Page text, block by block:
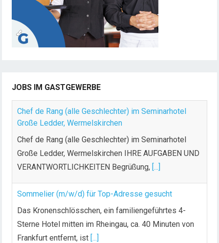
JOBS IM GASTGEWERBE
Chef de Rang (alle Geschlechter) im Seminarhotel
Große Ledder, Wermelskirchen
Chef de Rang (alle Geschlechter) im Seminarhotel
Große Ledder, Wermelskirchen IHRE AUFGABEN UND
VERANTWORTLICHKEITEN Begrüßung, [...]
Sommelier (m/w/d) für Top-Adresse gesucht
Das Kronenschlösschen, ein familiengeführtes 4-
Sterne Hotel mitten im Rheingau, ca. 40 Minuten von
Frankfurt entfernt, ist [...]